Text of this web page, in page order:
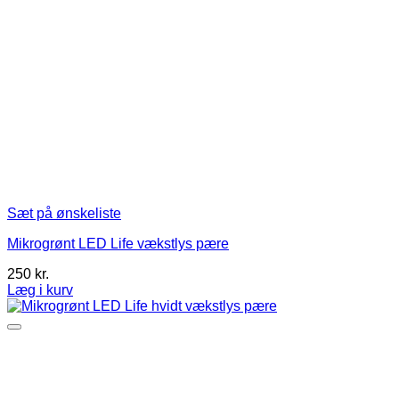
Sæt på ønskeliste
Mikrogrønt LED Life vækstlys pære
250 kr.
Læg i kurv